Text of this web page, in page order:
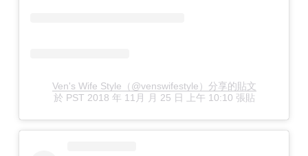
Ven's Wife Style（@venswifestyle）分享的貼文
於 PST 2018 年 11月 月 25 日 上午 10:10 張貼